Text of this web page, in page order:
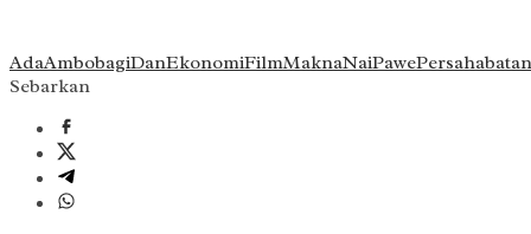
AdaAmbobagiDanEkonomiFilmMaknaNaiPawePersahabatan
Sebarkan